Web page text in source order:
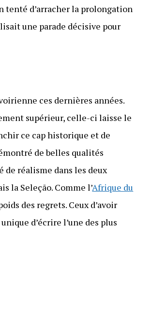
tenté d’arracher la prolongation
une parade décisive pour
ces dernières années.
supérieur, celle-ci laisse le
ce cap historique et de
de belles qualités
réalisme dans les deux
la Seleção. Comme l’Afrique du
des regrets. Ceux d’avoir
d’écrire l’une des plus